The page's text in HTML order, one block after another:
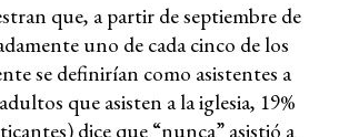
que, a partir de septiembre de
uno de cada cinco de los
se definirían como asistentes a
que asisten a la iglesia, 19%
dice que “nunca” asistió a